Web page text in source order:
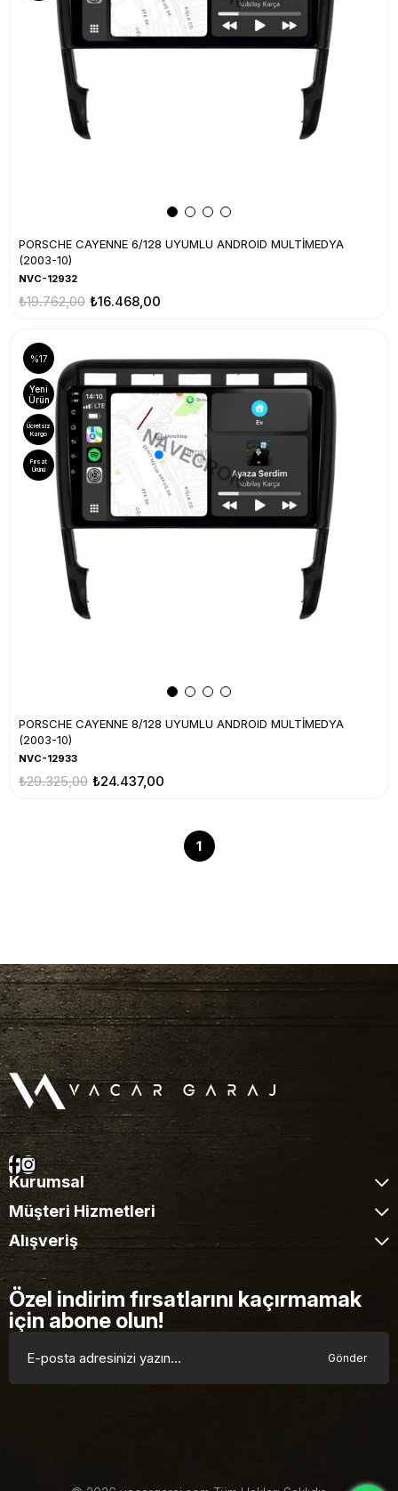
PORSCHE CAYENNE 6/128 UYUMLU ANDROID MULTİMEDYA
(2003-10)
NVC-12932
₺16.468,00
₺19.762,00
PORSCHE CAYENNE 8/128 UYUMLU ANDROID MULTİMEDYA
(2003-10)
NVC-12933
₺24.437,00
₺29.325,00
%17
Yeni
Ürün
Ücretsiz
Kargo
Fırsat
Ürünü
1
Kurumsal
Müşteri Hizmetleri
Alışveriş
Özel indirim fırsatlarını kaçırmamak
için abone olun!
Gönder